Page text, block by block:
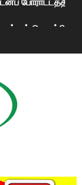
தமிழ்